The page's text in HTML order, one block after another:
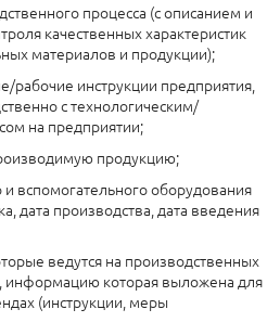
процесса (с описанием и
качественных характеристик
материалов и продукции);
инструкции предприятия,
с технологическим/
на предприятии;
продукцию;
вспомогательного оборудования
дата производства, дата введения
ведутся на производственных
информацию которая выложена для
(инструкции, меры